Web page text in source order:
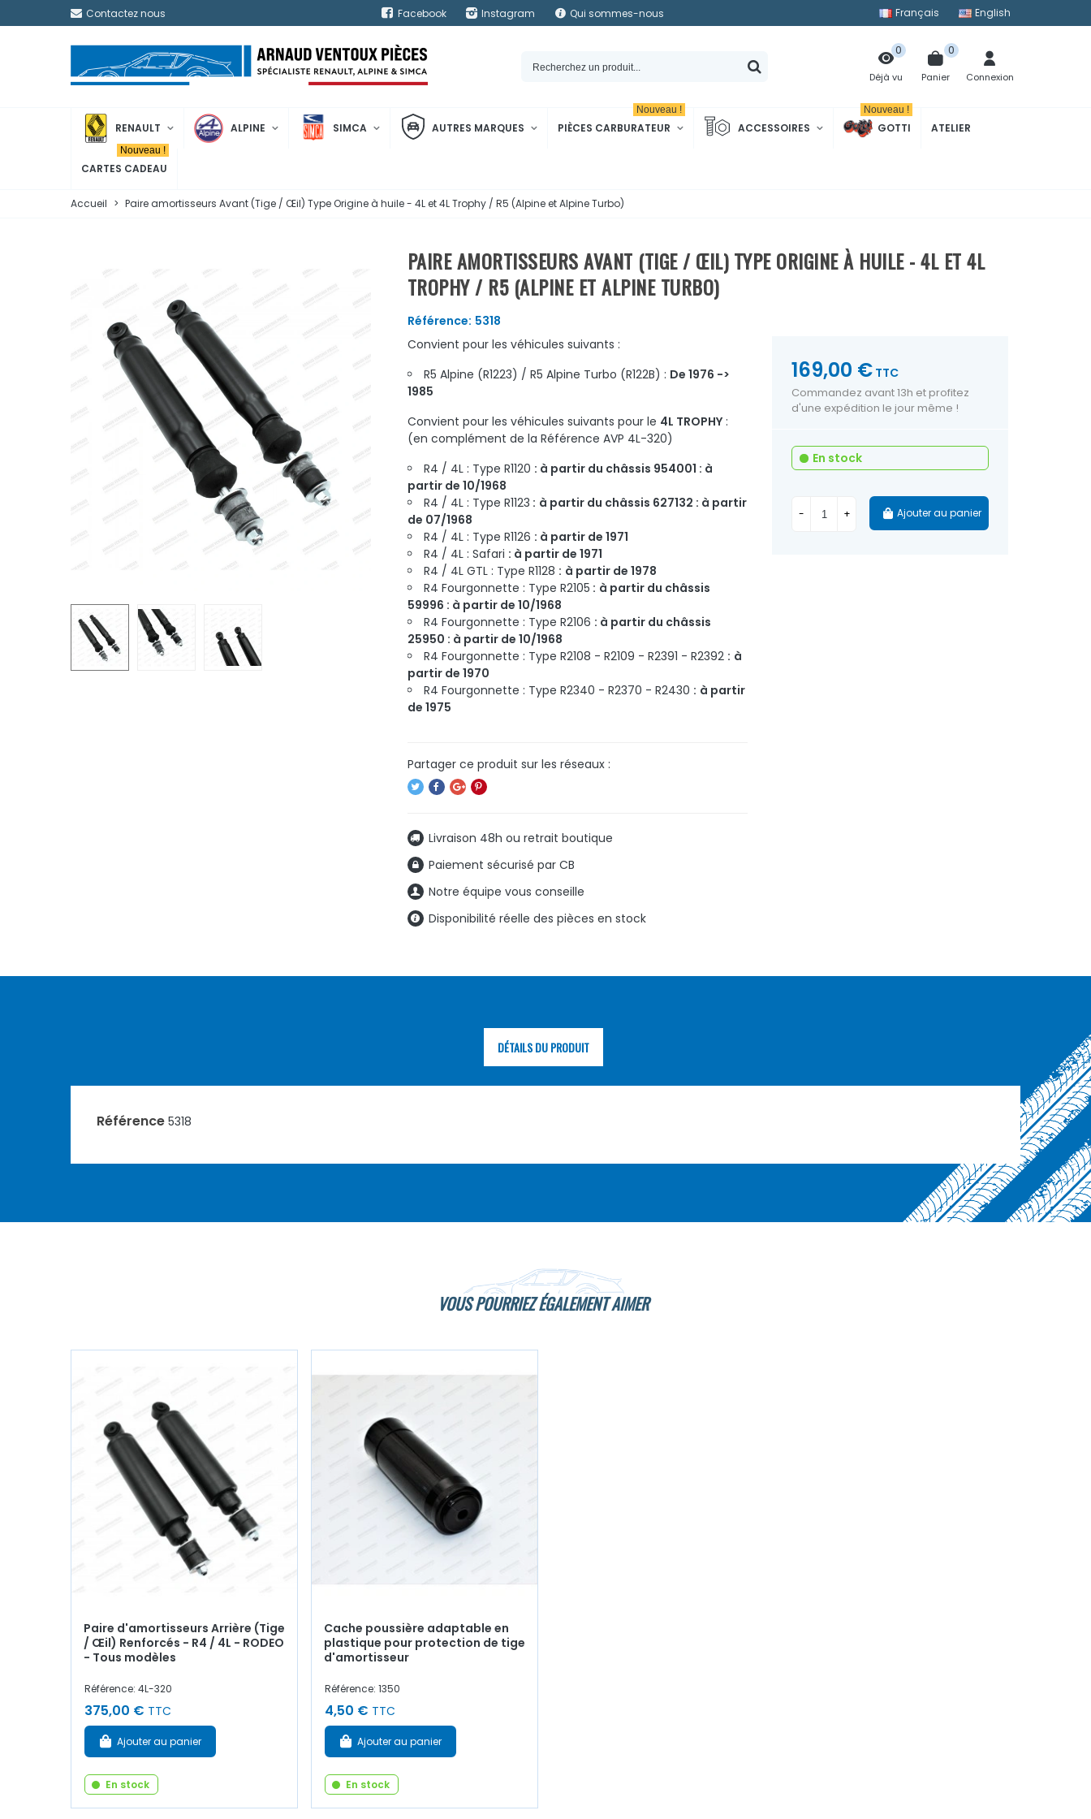
Contactez nous Facebook Instagram Qui sommes-nous Français English
Déjà vu
0
Panier
0
Connexion
RENAULT ALPINE SIMCA AUTRES MARQUES PIÈCES CARBURATEUR
Nouveau !
ACCESSOIRES GOTTI
Nouveau !
ATELIER
CARTES CADEAU
Nouveau !
Accueil > Paire amortisseurs Avant (Tige / Œil) Type Origine à huile - 4L et 4L Trophy / R5 (Alpine et Alpine Turbo)
PAIRE AMORTISSEURS AVANT (TIGE / ŒIL) TYPE ORIGINE À HUILE - 4L ET 4L
TROPHY / R5 (ALPINE ET ALPINE TURBO)
Référence: 5318
Convient pour les véhicules suivants :
R5 Alpine (R1223) / R5 Alpine Turbo (R122B) : De 1976 ->
1985
Convient pour les véhicules suivants pour le 4L TROPHY:
(en complément de la Référence AVP 4L-320)
R4 / 4L : Type R1120 : à partir du châssis 954001 : à
partir de 10/1968
R4 / 4L : Type R1123 : à partir du châssis 627132 : à partir
de 07/1968
R4 / 4L : Type R1126 : à partir de 1971
R4 / 4L : Safari : à partir de 1971
R4 / 4L GTL : Type R1128 : à partir de 1978
R4 Fourgonnette : Type R2105 : à partir du châssis
59996 : à partir de 10/1968
R4 Fourgonnette : Type R2106 : à partir du châssis
25950 : à partir de 10/1968
R4 Fourgonnette : Type R2108 - R2109 - R2391 - R2392 : à
partir de 1970
R4 Fourgonnette : Type R2340 - R2370 - R2430 : à partir
de 1975
Livraison 48h ou retrait boutique
Paiement sécurisé par CB
Notre équipe vous conseille
Disponibilité réelle des pièces en stock
169,00 € TTC
Commandez avant 13h et profitez
d'une expédition le jour même !
En stock
- + Ajouter au panier
DÉTAILS DU PRODUIT
Référence 5318
VOUS POURRIEZ ÉGALEMENT AIMER
Paire d'amortisseurs Arrière (Tige
/ Œil) Renforcés - R4 / 4L - RODEO
- Tous modèles
Référence: 4L-320
375,00 € TTC
Ajouter au panier
En stock
Cache poussière adaptable en
plastique pour protection de tige
d'amortisseur
Référence: 1350
4,50 € TTC
Ajouter au panier
En stock